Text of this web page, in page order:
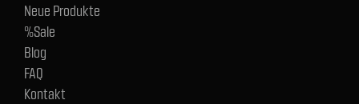
Neue Produkte
%Sale
Blog
FAQ
Kontakt